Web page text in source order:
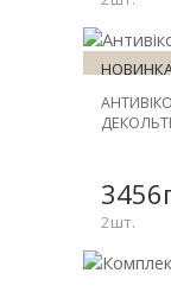
ЗНИЖКА
2шт.